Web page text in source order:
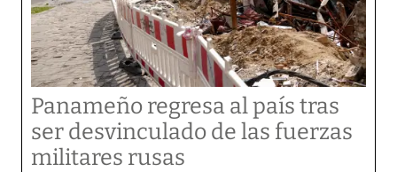
Panameño regresa al país tras
ser desvinculado de las fuerzas
militares rusas